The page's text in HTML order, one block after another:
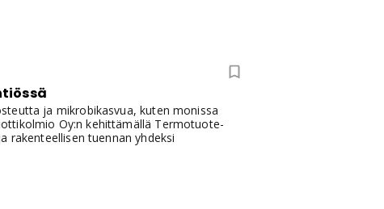
ja mikrobikasvua, kuten monissa
Oy:n kehittämällä Termotuote-
rakenteellisen tuennan yhdeksi